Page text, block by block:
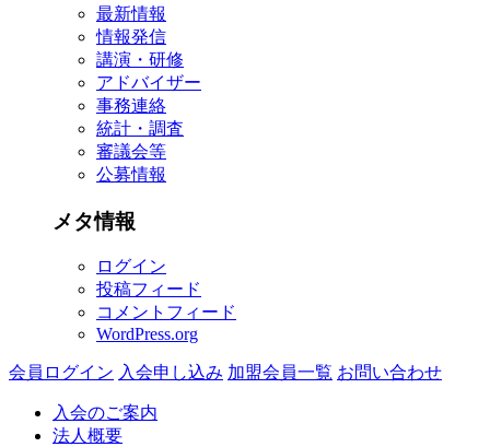
最新情報
情報発信
講演・研修
アドバイザー
事務連絡
統計・調査
審議会等
公募情報
メタ情報
ログイン
投稿フィード
コメントフィード
WordPress.org
会員ログイン 入会申し込み 加盟会員一覧 お問い合わせ
入会のご案内
法人概要